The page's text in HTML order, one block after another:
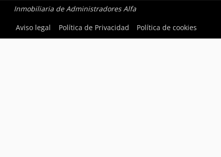
Inmobiliaria de Administradores Alfa
Aviso legal
Política de Privacidad Política de cookies